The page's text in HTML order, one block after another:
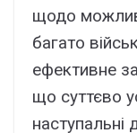
щодо
багато
ефективне
що суттєво
наступальні